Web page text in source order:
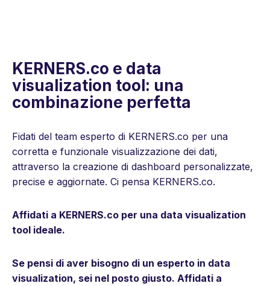
KERNERS.co e data
visualization tool: una
combinazione perfetta
Fidati del team esperto di KERNERS.co per una
corretta e funzionale visualizzazione dei dati,
attraverso la creazione di dashboard personalizzate,
precise e aggiornate. Ci pensa KERNERS.co.
Affidati a KERNERS.co per una data visualization
tool ideale.
Se pensi di aver bisogno di un esperto in data
visualization, sei nel posto giusto. Affidati a